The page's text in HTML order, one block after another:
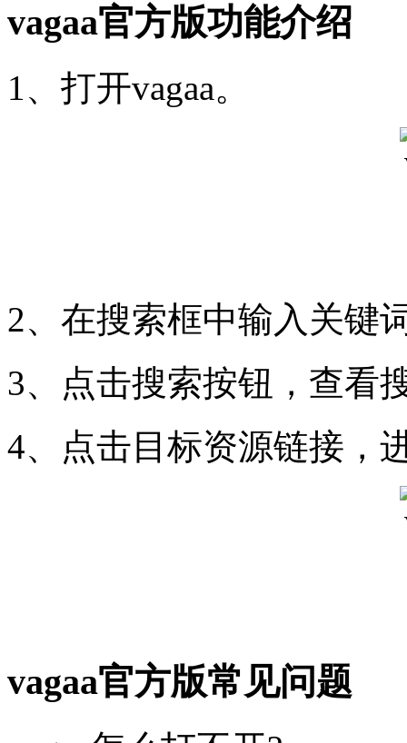
vagaa官方版功能介绍
1、打开vagaa。
2、在搜索框中输入关键
3、点击搜索按钮，查看
4、点击目标资源链接，
vagaa官方版常见问题